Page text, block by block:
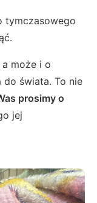
tymczasowego
a może i o
świata. To nie
prosimy o
jej